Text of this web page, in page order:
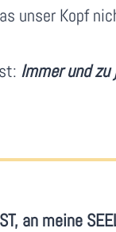
unser Kopf
Immer und
an meine